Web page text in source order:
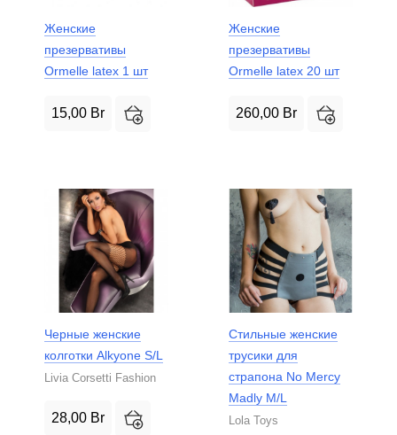
Женские
презервативы
Ormelle latex 1 шт
15,00 Br
Женские
презервативы
Ormelle latex 20 шт
260,00 Br
Черные женские
колготки Alkyone S/L
Livia Corsetti Fashion
28,00 Br
Стильные женские
трусики для
страпона No Mercy
Madly M/L
Lola Toys